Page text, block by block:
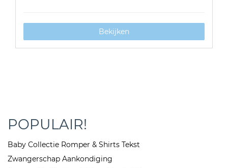
Bekijken
POPULAIR!
Baby Collectie Romper & Shirts Tekst
Zwangerschap Aankondiging